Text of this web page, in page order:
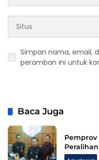
Simpan nama, email,
peramban ini untuk
Baca Juga